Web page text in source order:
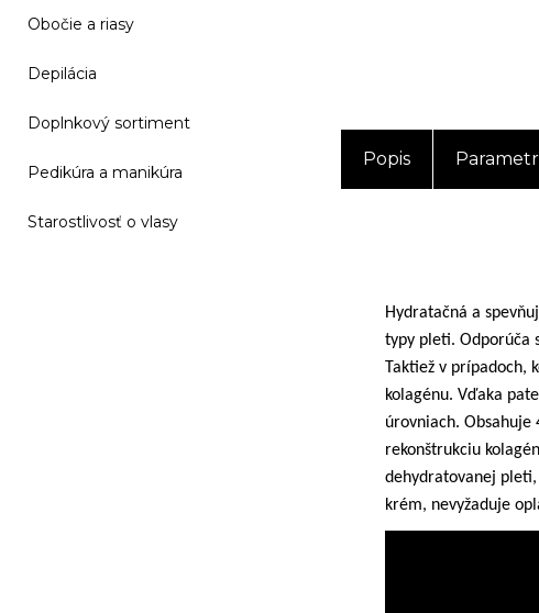
Obočie a riasy
Depilácia
Doplnkový sortiment
Pedikúra a manikúra
Starostlivosť o vlasy
Popis
Hydratačná a
typy pleti. Odporúča
Taktiež v prípadoch,
kolagénu. Vďaka
úrovniach. Obsahuje
rekonštrukciu
dehydratovanej
krém, nevyžaduje